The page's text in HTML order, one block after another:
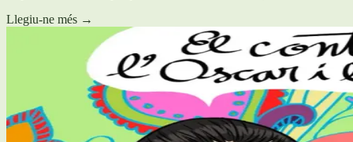
Llegiu-ne més →